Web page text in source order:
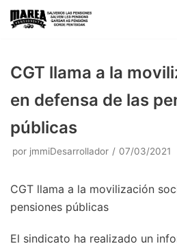
Saltar
CGT llama a la
en defensa de las
públicas
por jmmiDesarrollador 07/03/2021
CGT llama a la movilización
pensiones públicas
El sindicato ha realizado un